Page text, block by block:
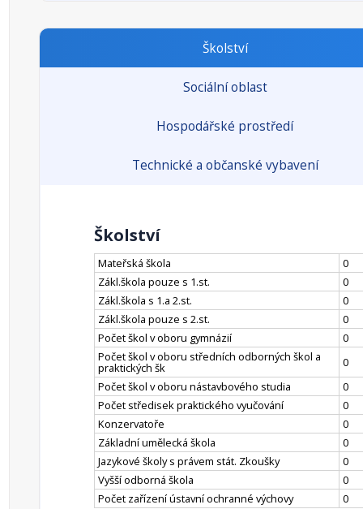
Školství
Sociální oblast
Hospodářské prostředí
Technické a občanské vybavení
Školství
Mateřská škola
0
Zákl.škola pouze s 1.st.
0
Zákl.škola s 1.a 2.st.
0
Zákl.škola pouze s 2.st.
0
Počet škol v oboru gymnázií
0
Počet škol v oboru středních odborných škol a
praktických šk
0
Počet škol v oboru nástavbového studia
0
Počet středisek praktického vyučování
0
Konzervatoře
0
Základní umělecká škola
0
Jazykové školy s právem stát. Zkoušky
0
Vyšší odborná škola
0
Počet zařízení ústavní ochranné výchovy
0